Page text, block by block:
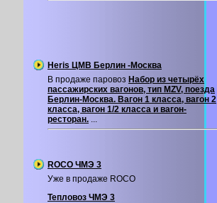
Heris ЦМВ Берлин -Москва
В продаже паровоз Набор из четырёх
пассажирских вагонов, тип MZV, поезда
Берлин-Москва. Вагон 1 класса, вагон 2
класса, вагон 1/2 класса и вагон-
ресторан. ...
ROCO ЧМЭ 3
Уже в продаже ROCO
Тепловоз ЧМЭ 3